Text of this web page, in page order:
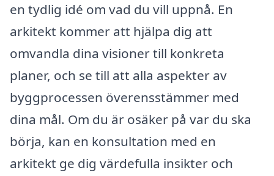
en tydlig idé om vad du vill uppnå. En
arkitekt kommer att hjälpa dig att
omvandla dina visioner till konkreta
planer, och se till att alla aspekter av
byggprocessen överensstämmer med
dina mål. Om du är osäker på var du ska
börja, kan en konsultation med en
arkitekt ge dig värdefulla insikter och